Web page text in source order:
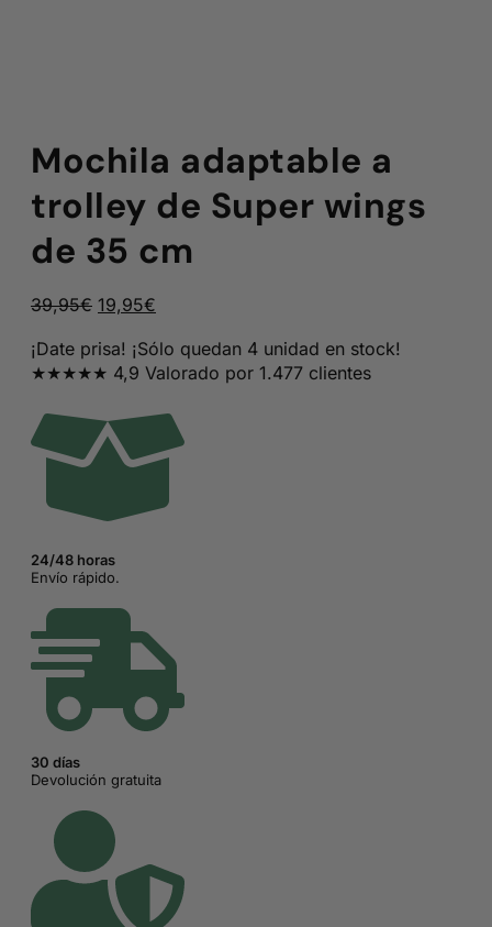
Mochila adaptable a
trolley de Super wings
de 35 cm
39,95€ El
original
era:
39,95€.
19,95€
actual
es:
19,95€.
¡Date prisa! ¡Sólo quedan 4 unidad en stock!
★★★★★ 4,9 Valorado por 1.477 clientes
24/48 horas
Envío rápido.
30 días
Devolución gratuita